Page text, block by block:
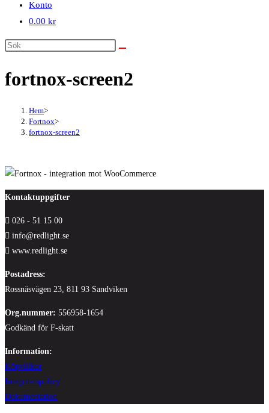
Konto
0.00 kr
fortnox-screen2
Hem>
Fortnox>
fortnox-screen2
Kontaktuppgifter
026 - 51 15 00
info@redlight.se
www.redlight.se
Postadress:
Rossnäsvägen 23, 811 93 Sandviken
Org.nummer: 556958-1654
Godkänd för F-skatt
Information:
Köpvillkor
Integritetspolicy
Dokumentation